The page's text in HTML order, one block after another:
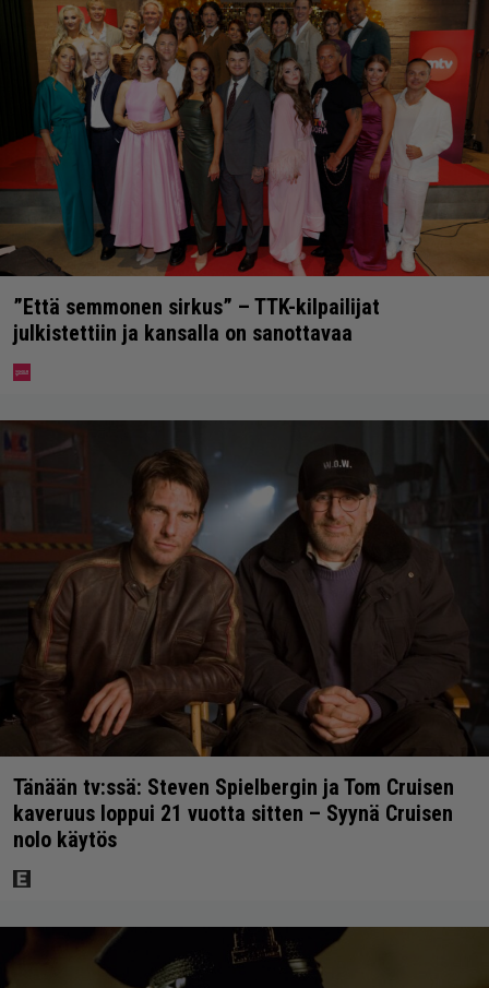
”Että semmonen sirkus” – TTK-kilpailijat
julkistettiin ja kansalla on sanottavaa
Tänään tv:ssä: Steven Spielbergin ja Tom Cruisen
kaveruus loppui 21 vuotta sitten – Syynä Cruisen
nolo käytös